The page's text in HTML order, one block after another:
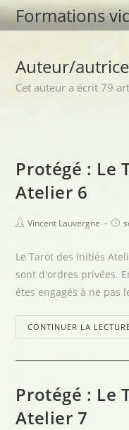
Formations
Auteur/
Cet auteur a écrit 79
Protégé : Le
Atelier 6
Vincent Lauvergne
Le Tarot des initiés
sont d'ordres privées.
êtes engagés à ne pas
CONTINUER LA
Protégé : Le
Atelier 7